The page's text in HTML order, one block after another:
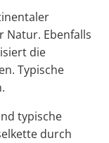
Natur. Ebenfalls
die
Typische
typische
durch